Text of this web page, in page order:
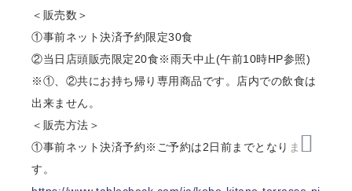
＜販売数＞
①事前ネット決済予約限定30⾷
②当⽇店頭販売限定20⾷※⾬天中⽌(午前10時HP参照)
※①、②共にお持ち帰り専⽤商品です。店内での飲⾷は
出来ません。
＜販売⽅法＞
①事前ネット決済予約※ご予約は2⽇前までとなりま
す。